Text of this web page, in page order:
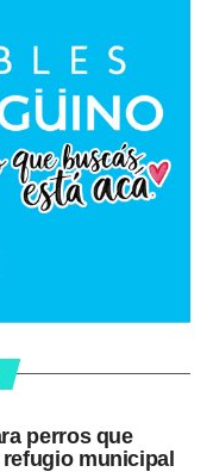
perros que
municipal